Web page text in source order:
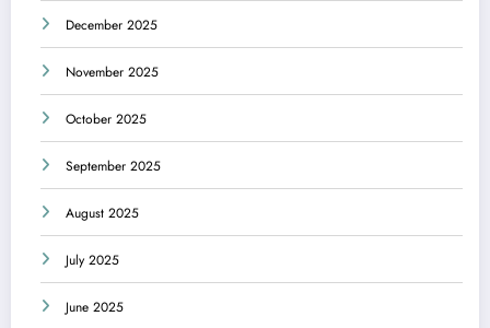
December 2025
November 2025
October 2025
September 2025
August 2025
July 2025
June 2025